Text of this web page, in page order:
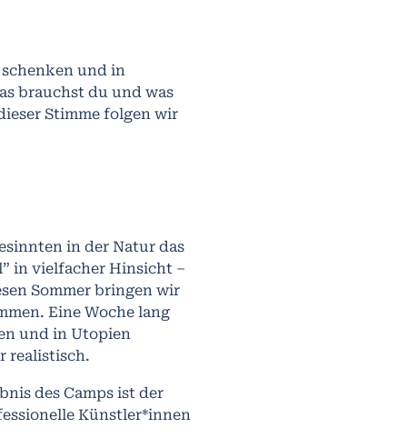
und in
brauchst du und was
Stimme folgen wir
in der Natur das
in vielfacher Hinsicht –
Sommer bringen wir
Eine Woche lang
und in Utopien
realistisch.
des Camps ist der
Künstler*innen